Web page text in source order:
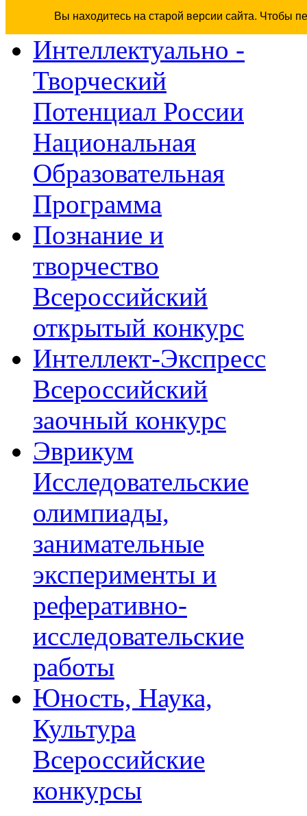
Вы находитесь на старой версии сайта. Чтобы
Интеллектуально -
Творческий
Потенциал России
Национальная
Образовательная
Программа
Познание и
творчество
Всероссийский
открытый конкурс
Интеллект-Экспресс
Всероссийский
заочный конкурс
Эврикум
Исследовательские
олимпиады,
занимательные
эксперименты и
реферативно-
исследовательские
работы
Юность, Наука,
Культура
Всероссийские
конкурсы